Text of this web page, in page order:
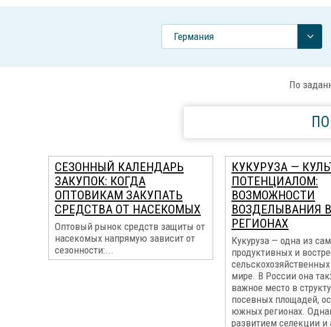
Германия
По
СЕЗОННЫЙ КАЛЕНДАРЬ
ЗАКУПОК: КОГДА
ОПТОВИКАМ ЗАКУПАТЬ
СРЕДСТВА ОТ НАСЕКОМЫХ
Оптовый рынок средств защиты от
насекомых напрямую зависит от
сезонности:...
КУКУРУЗА —
ПОТЕНЦИАЛОМ:
ВОЗМОЖНОСТИ
ВОЗДЕЛЫВАНИЯ
РЕГИОНАХ
Кукуруза — одна из
продуктивных и
сельскохозяйственных
мире. В России она
важное место в
посевных площадей,
южных регионах.
развитием селекции и